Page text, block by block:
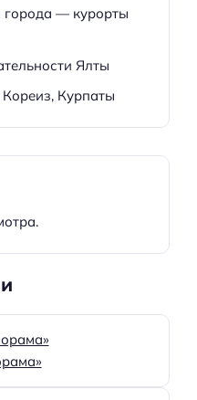
города — курорты
Ялты
Курпаты